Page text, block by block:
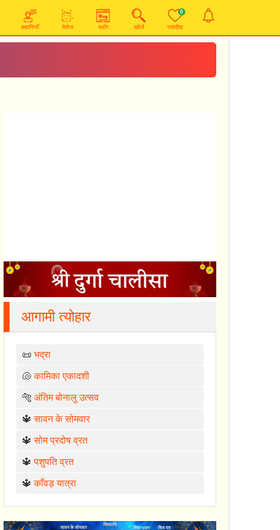
कहानियाँ मेसेज ब्लॉग खोजें
0
पसंदीदा
आगामी त्योहार
📜भद्रा
🐚कामिका एकादशी
🐅अंतिम बोनालु उत्सव
🔱सावन के सोमवार
🔱सोम प्रदोष व्रत
🔱पशुपति व्रत
🔱काँवड़ यात्रा